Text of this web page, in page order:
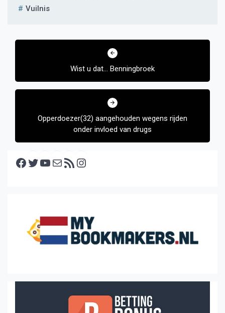
Vuilnis
Bericht
Wist u dat… Benningbroek
Opperdoezer(32) aangehouden wegens rijden
onder invloed van drugs
Facebook Twitter YouTube E-mail RSS feed